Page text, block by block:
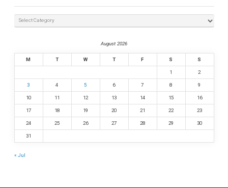
August 2026
M T W T F S S
1 2
3 4 5 6 7 8 9
10 11 12 13 14 15 16
17 18 19 20 21 22 23
24 25 26 27 28 29 30
31
« Jul